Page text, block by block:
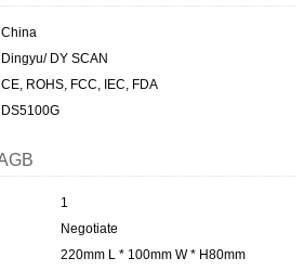
China
Dingyu/ DY SCAN
CE, ROHS, FCC, IEC, FDA
DS5100G
1
Negotiate
220mm L * 100mm W * H80mm